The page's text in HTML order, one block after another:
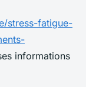
stress-fatigue-
informations